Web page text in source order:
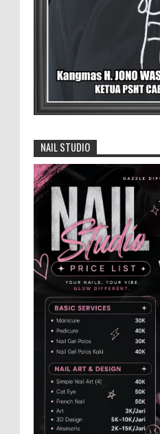
Pemilik
dan
Didampingi
Polres
Safi'i (76) warga Kreyongan,
Digelontor
Ternak Gratis ‎
‎BLORA –
Setyorini menghadiri Rapat
Kelompok Tani Hutan (KTH)
dig...
Anggota
Nobar
Pertandingan
Indonesia dan
begitu saha oleh penggemar
taruna bahkan mere...
Santri Milenial
PTSL
Bupati
Jember kini
NAIL STUDIO